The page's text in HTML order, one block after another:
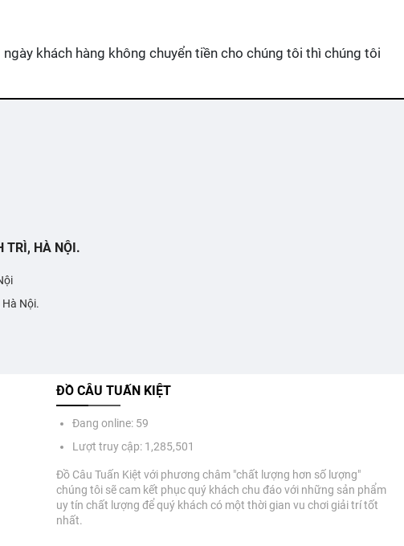
khách hàng không chuyển tiền cho chúng tôi thì chúng tôi
TRÌ, HÀ NỘI.
Nội.
ĐỒ CÂU TUẤN KIỆT
Đang online: 59
Lượt truy cập: 1,285,501
Đồ Câu Tuấn Kiệt với phương châm "chất lượng hơn số lượng"
chúng tôi sẽ cam kết phục quý khách chu đáo với những sản phẩm
uy tín chất lượng để quý khách có một thời gian vu chơi giải trí tốt
nhất.